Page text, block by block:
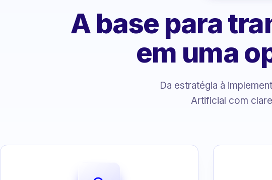
A base para
em uma
Da estratégia à
Artificial com